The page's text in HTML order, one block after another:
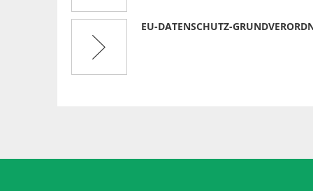
EU-DATENSCHUTZ-